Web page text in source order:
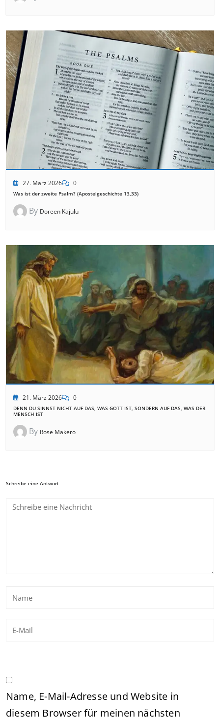
27. März 2026 0
Was ist der zweite Psalm? (Apostelgeschichte 13,33)
By Doreen Kajulu
21. März 2026 0
DENN DU SINNST NICHT AUF DAS, WAS GOTT IST, SONDERN AUF DAS, WAS DER
MENSCH IST
By Rose Makero
Schreibe eine Antwort
Name, E-Mail-Adresse und Website in
diesem Browser für meinen nächsten